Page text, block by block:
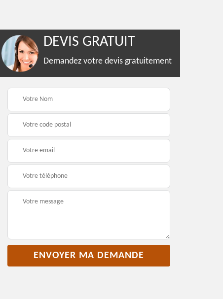
DEVIS GRATUIT
Demandez votre devis gratuitement